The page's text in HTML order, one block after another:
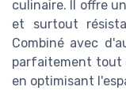
culinaire. Il offre
et surtout
Combiné avec
parfaitement tout
en optimisant